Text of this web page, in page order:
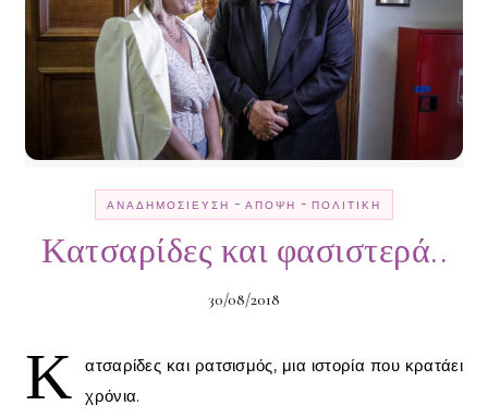
ΑΝΑΔΗΜΟΣΊΕΥΣΗ - ΆΠΟΨΗ - ΠΟΛΙΤΙΚΉ
Κατσαρίδες και φασιστερά..
30/08/2018
Κ
ατσαρίδες και ρατσισμός, μια ιστορία που κρατάει
χρόνια.